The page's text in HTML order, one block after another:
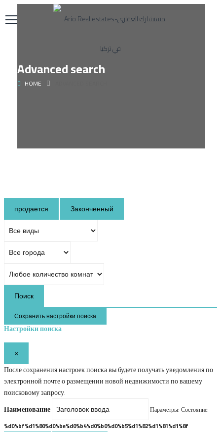
Advanced search
HOME
продается Законченный
Поиск
Сохранить настройки поиска
Настройки поиска
×
После сохранения настроек поиска вы будете получать уведомления по
электронной почте о размещении новой недвижимости по вашему
поисковому запросу.
Наименование
Параметры: Состояние:
%d0%bf%d1%80%d0%be%d0%b4%d0%b0%d0%b5%d1%82%d1%81%d1%8f